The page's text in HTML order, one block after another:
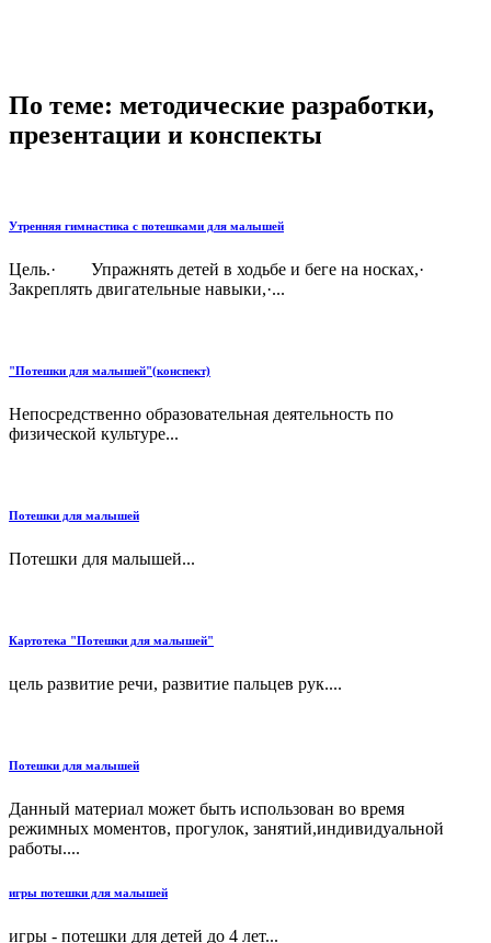
По теме: методические разработки,
презентации и конспекты
Утренняя гимнастика с потешками для малышей
Цель.· Упражнять детей в ходьбе и беге на носках,·
Закреплять двигательные навыки,·...
"Потешки для малышей"(конспект)
Непосредственно образовательная деятельность по
физической культуре...
Потешки для малышей
Потешки для малышей...
Картотека "Потешки для малышей"
цель развитие речи, развитие пальцев рук....
Потешки для малышей
Данный материал может быть использован во время
режимных моментов, прогулок, занятий,индивидуальной
работы....
игры потешки для малышей
игры - потешки для детей до 4 лет...